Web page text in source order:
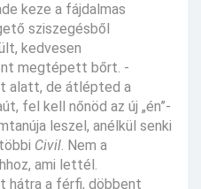
keze a fájdalmas
sziszegésből
kedvesen
megtépett bőrt. -
alatt, de átlépted a
fel kell nőnöd az új „én”-
leszel, anélkül senki
Civil. Nem a
ami lettél.
hátra a férfi, döbbent